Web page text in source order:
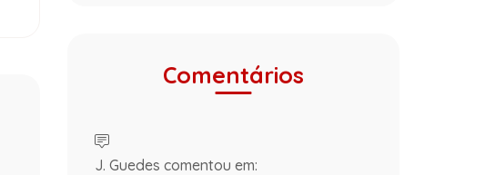
Comentários
J. Guedes comentou em: